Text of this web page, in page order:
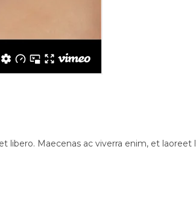
Maecenas ac viverra enim, et laoreet